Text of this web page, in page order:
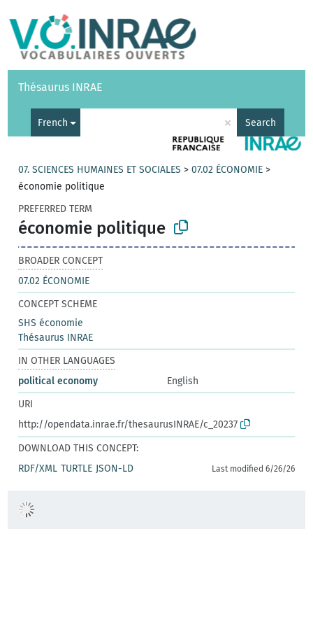
Vocabularies API
Thésaurus INRAE
French × Search
07. SCIENCES HUMAINES ET SOCIALES >07.02 ÉCONOMIE >
économie politique
PREFERRED TERM
économie politique
BROADER CONCEPT
07.02 ÉCONOMIE
CONCEPT SCHEME
SHS économie
Thésaurus INRAE
IN OTHER LANGUAGES
political economy
English
URI
http://opendata.inrae.fr/thesaurusINRAE/c_20237
DOWNLOAD THIS CONCEPT:
RDF/XML TURTLE JSON-LD Last modified 6/26/26